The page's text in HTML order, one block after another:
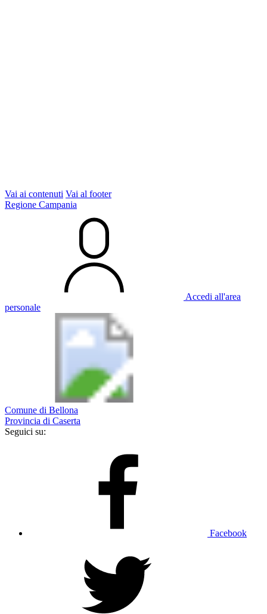
Vai ai contenuti Vai al footer
Regione Campania
Accedi all'area
personale
Comune di Bellona
Provincia di Caserta
Seguici su:
Facebook